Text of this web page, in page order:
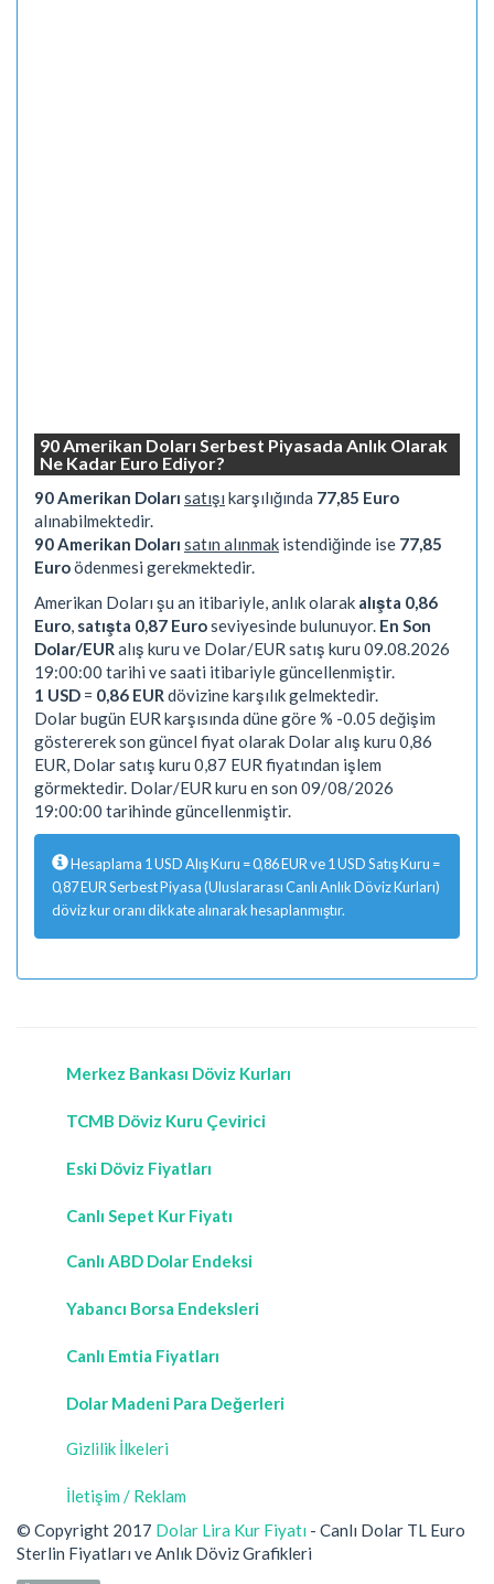
90 Amerikan Doları Serbest Piyasada Anlık Olarak
Ne Kadar Euro Ediyor?
90 Amerikan Doları satışı karşılığında 77,85 Euro
alınabilmektedir.
90 Amerikan Doları satın alınmak istendiğinde ise 77,85
Euroödenmesi gerekmektedir.
Amerikan Doları şu an itibariyle, anlık olarak alışta 0,86
Euro satışta 0,87 Euroseviyesinde bulunuyor. En Son
Dolar/EUR alış kuru ve Dolar/EUR satış kuru 09.08.2026
19:00:00 tarihi ve saati itibariyle güncellenmiştir.
1 USD = 0,86 EUR dövizine karşılık gelmektedir.
Dolar bugün EUR karşısında düne göre % -0.05 değişim
göstererek son güncel fiyat olarak Dolar alış kuru 0,86
EUR, Dolar satış kuru 0,87 EUR fiyatından işlem
görmektedir. Dolar/EUR kuru en son 09/08/2026
19:00:00 tarihinde güncellenmiştir.
Hesaplama 1 USD Alış Kuru = 0,86 EUR ve 1 USD Satış Kuru =
0,87 EUR Serbest Piyasa (Uluslararası Canlı Anlık Döviz Kurları)
döviz kur oranı dikkate alınarak hesaplanmıştır.
Merkez Bankası Döviz Kurları
TCMB Döviz Kuru Çevirici
Eski Döviz Fiyatları
Canlı Sepet Kur Fiyatı
Canlı ABD Dolar Endeksi
Yabancı Borsa Endeksleri
Canlı Emtia Fiyatları
Dolar Madeni Para Değerleri
Gizlilik İlkeleri
İletişim / Reklam
© Copyright 2017 Dolar Lira Kur Fiyatı - Canlı Dolar TL Euro
Sterlin Fiyatları ve Anlık Döviz Grafikleri